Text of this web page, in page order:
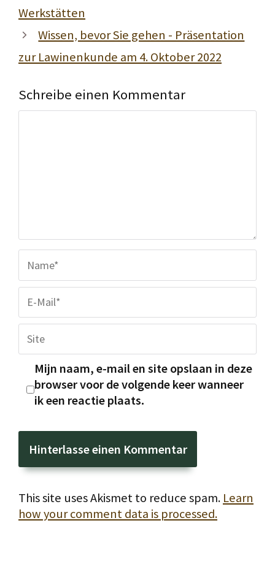
Werkstätten
Wissen, bevor Sie gehen - Präsentation
zur Lawinenkunde am 4. Oktober 2022
Schreibe einen Kommentar
Mail
Platz
Mijn naam, e-mail en site opslaan in deze
browser voor de volgende keer wanneer
ik een reactie plaats.
This site uses Akismet to reduce spam. Learn
how your comment data is processed.